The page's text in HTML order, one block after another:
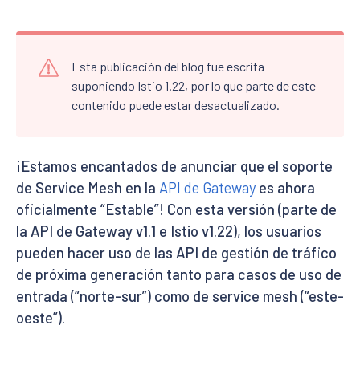
Esta publicación del blog fue escrita
suponiendo Istio 1.22, por lo que parte de este
contenido puede estar desactualizado.
¡Estamos encantados de anunciar que el soporte
de Service Mesh en la API de Gateway es ahora
oficialmente “Estable”! Con esta versión (parte de
la API de Gateway v1.1 e Istio v1.22), los usuarios
pueden hacer uso de las API de gestión de tráfico
de próxima generación tanto para casos de uso de
entrada (“norte-sur”) como de service mesh (“este-
oeste”).